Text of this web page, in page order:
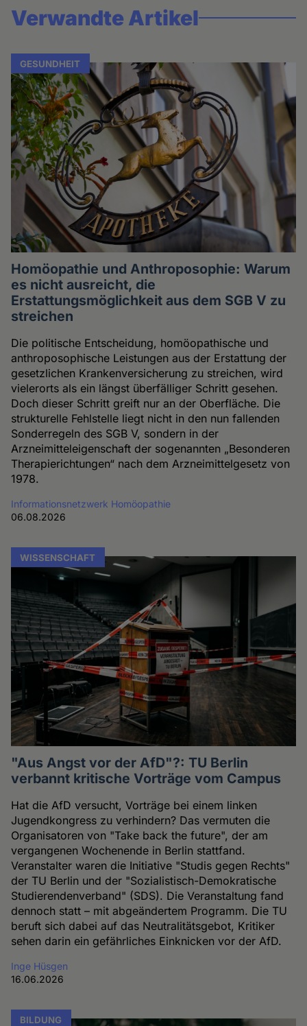
Verwandte Artikel
GESUNDHEIT
Homöopathie und Anthroposophie: Warum
es nicht ausreicht, die
Erstattungsmöglichkeit aus dem SGB V zu
streichen
Die politische Entscheidung, homöopathische und
anthroposophische Leistungen aus der Erstattung der
gesetzlichen Krankenversicherung zu streichen, wird
vielerorts als ein längst überfälliger Schritt gesehen.
Doch dieser Schritt greift nur an der Oberfläche. Die
strukturelle Fehlstelle liegt nicht in den nun fallenden
Sonderregeln des SGB V, sondern in der
Arzneimitteleigenschaft der sogenannten „Besonderen
Therapierichtungen“ nach dem Arzneimittelgesetz von
1978.
Informationsnetzwerk Homöopathie
06.08.2026
WISSENSCHAFT
"Aus Angst vor der AfD"?: TU Berlin
verbannt kritische Vorträge vom Campus
Hat die AfD versucht, Vorträge bei einem linken
Jugendkongress zu verhindern? Das vermuten die
Organisatoren von "Take back the future", der am
vergangenen Wochenende in Berlin stattfand.
Veranstalter waren die Initiative "Studis gegen Rechts"
der TU Berlin und der "Sozialistisch-Demokratische
Studierendenverband" (SDS). Die Veranstaltung fand
dennoch statt – mit abgeändertem Programm. Die TU
beruft sich dabei auf das Neutralitätsgebot, Kritiker
sehen darin ein gefährliches Einknicken vor der AfD.
Inge Hüsgen
16.06.2026
BILDUNG